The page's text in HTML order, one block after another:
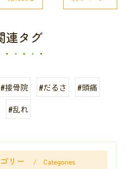
連タグ
#接骨院 #だるさ
#頭痛
#乱れ
リー Categories